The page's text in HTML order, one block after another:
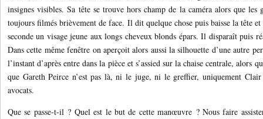
insignes visibles. Sa tête se trouve hors champ de la caméra alors que les
toujours filmés brièvement de face. Il dit quelque chose puis baisse la tête
seconde un visage jeune aux longs cheveux blonds épars. Il disparaît puis
Dans cette même fenêtre on aperçoit alors aussi la silhouette d’une autre
l’instant d’après entre dans la pièce et s’assied sur la chaise centrale, alors
que Gareth Peirce n’est pas là, ni le juge, ni le greffier, uniquement
avocats.
Que se passe-t-il ? Quel est le but de cette manœuvre ? Nous faire